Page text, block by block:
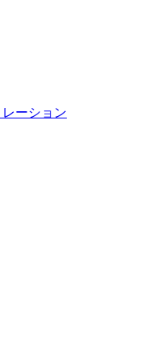
ーション